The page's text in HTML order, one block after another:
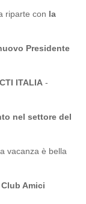
riparte con la
Presidente
ITALIA -
nel settore del
vacanza è bella
Amici